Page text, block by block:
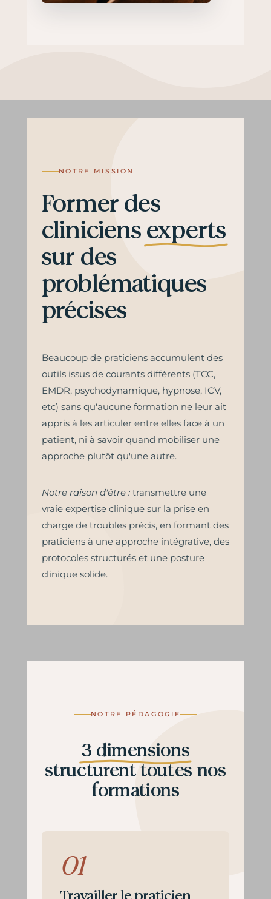
NOTRE MISSION
Former des
cliniciens experts
sur des
problématiques
précises
Beaucoup de praticiens accumulent des
outils issus de courants différents (TCC,
EMDR, psychodynamique, hypnose, ICV,
etc) sans qu'aucune formation ne leur ait
appris à les articuler entre elles face à un
patient, ni à savoir quand mobiliser une
approche plutôt qu'une autre.
Notre raison d'être :transmettre une
vraie expertise clinique sur la prise en
charge de troubles précis, en formant des
praticiens à une approche intégrative, des
protocoles structurés et une posture
clinique solide.
NOTRE PÉDAGOGIE
3 dimensions
structurent toutes nos
formations
01